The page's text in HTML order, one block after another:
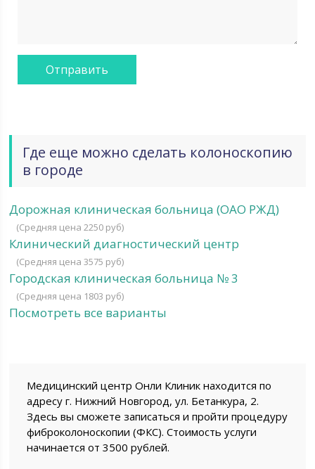
Где еще можно сделать колоноскопию
в городе
Дорожная клиническая больница (ОАО РЖД)
(Средняя цена 2250 руб)
Клинический диагностический центр
(Средняя цена 3575 руб)
Городская клиническая больница № 3
(Средняя цена 1803 руб)
Посмотреть все варианты
Медицинский центр Онли Клиник находится по
адресу г. Нижний Новгород, ул. Бетанкура, 2.
Здесь вы сможете записаться и пройти процедуру
фиброколоноскопии (ФКС). Стоимость услуги
начинается от 3500 рублей.